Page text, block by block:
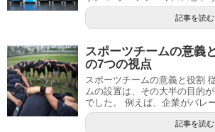
記事を読む
スポーツチームの意義
の7つの視点
スポーツチームの意義と役割
ムの設置は、その大半の目的
でした。 例えば、企業がバレ
記事を読む